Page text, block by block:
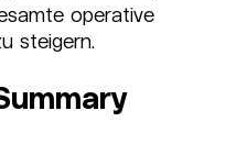
operative
steigern.